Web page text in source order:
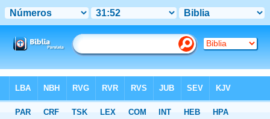
>Números Capítulo 31 > Verso 52